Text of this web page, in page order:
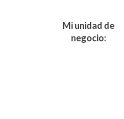
Mi unidad de
negocio: